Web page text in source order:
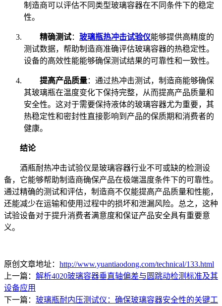
制造商可以评估不同类型玻璃容器在不同条件下的稳定
性。
精确测试： 玻璃瓶热冲击试验仪能够提供高精度的
测试数据，帮助制造商准确评估玻璃容器的热稳定性。
设备的高效性能能够确保测试结果的可靠性和一致性。
提高产品质量：通过热冲击测试，制造商能够确保
其玻璃瓶在温度变化下保持完整，从而提高产品质量和
安全性。这对于需要保持液体的玻璃容器尤为重要，其
热稳定性和密封性直接影响到产品的保质期和消费者的
健康。
结论
酒瓶耐热冲击试验仪是玻璃容器行业不可或缺的检测设
备，它能够帮助制造商确保产品在极端温度条件下的可靠性。
通过精确的测试和评估，制造商不仅能提高产品质量和性能，
还能减少在运输和使用过程中的损坏和泄漏风险。总之，这种
试验设备对于提升消费者满意度和保证产品安全具有重要意
义。
原创文章地址： http://www.yuantiaodong.com/technical/133.html
上一篇： 解析4020玻璃容器垂直轴偏差与圆跳动检测标准及其
设备应用
下一篇： 玻璃瓶耐内压测试仪：确保玻璃容器安全性的关键工